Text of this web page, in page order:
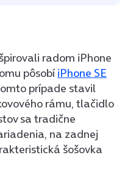
radom iPhone
pôsobíiPhone SE
prípade stavil
rámu, tlačidlo
sa tradične
na zadnej
šošovka